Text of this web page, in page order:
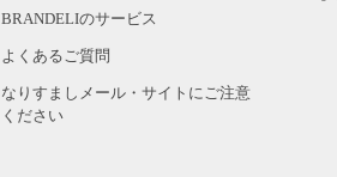
BRANDELIのサービス
よくあるご質問
なりすましメール・サイトにご注意
ください